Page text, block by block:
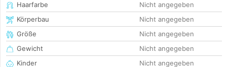
Haarfarbe
Nicht angegeben
Körperbau
Nicht angegeben
Größe
Nicht angegeben
Gewicht
Nicht angegeben
Kinder
Nicht angegeben